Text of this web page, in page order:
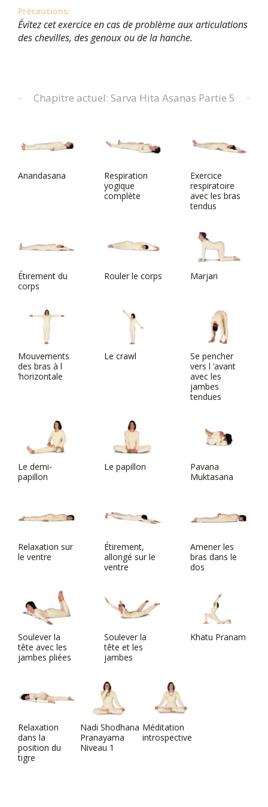
Précautions:
Évitez cet exercice en cas de problème aux articulations
des chevilles, des genoux ou de la hanche.
Chapitre actuel: Sarva Hita Asanas Partie 5
Anandasana
Respiration
yogique
complète
Exercice
respiratoire
avec les bras
tendus
Étirement du
corps
Rouler le corps Marjari
Mouvements
des bras à l
’horizontale
Le crawl
Se pencher
vers l ’avant
avec les
jambes
tendues
Le demi-
papillon
Le papillon
Pavana
Muktasana
Relaxation sur
le ventre
Étirement,
allongé sur le
ventre
Amener les
bras dans le
dos
Soulever la
tête avec les
jambes pliées
Soulever la
tête et les
jambes
Khatu Pranam
Relaxation
dans la
position du
tigre
Nadi Shodhana
Pranayama
Niveau 1
Méditation
introspective